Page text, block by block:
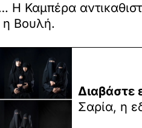
Η Καμπέρα
Βουλή.
Διαβάστε
Σαρία, η